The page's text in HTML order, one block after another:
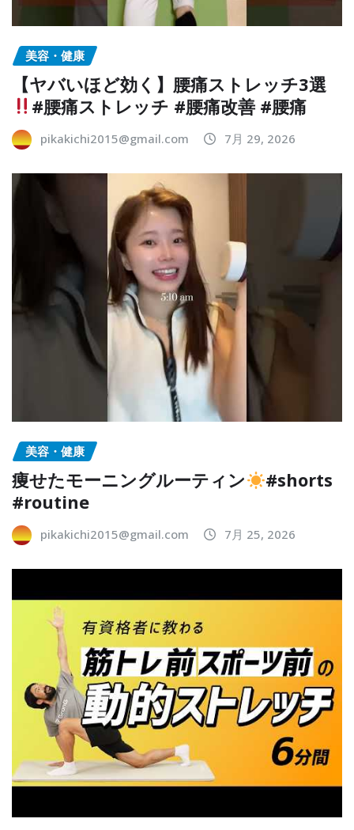
美容・健康
【ヤバいほど効く】腰痛ストレッチ3選
#腰痛ストレッチ #腰痛改善 #腰痛
pikakichi2015@gmail.com 7月 29, 2026
美容・健康
痩せたモーニングルーティン
#shorts
#routine
pikakichi2015@gmail.com 7月 25, 2026